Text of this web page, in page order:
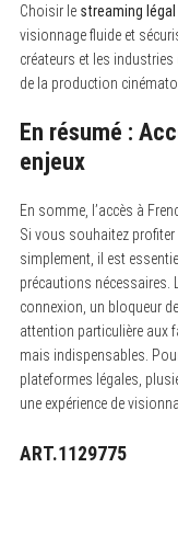
Choisir le streaming légal
visionnage fluide et
créateurs et les
de la production
En résumé :
enjeux
En somme, l’accès à
Si vous souhaitez profiter
simplement, il est
précautions nécessaires.
connexion, un bloqueur
attention particulière aux
mais indispensables.
plateformes légales,
une expérience de
ART.1129775